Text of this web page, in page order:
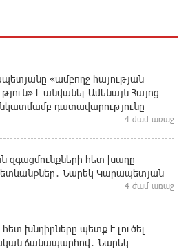
«ամբողջ հայության
է անվանել Ամենայն Հայոց
դատավարությունը
4 ժամ առաջ
զգացմունքների հետ խաղը
Նարեկ Կարապետյան
4 ժամ առաջ
խնդիրները պետք է լուծել
ճանապարհով․ Նարեկ